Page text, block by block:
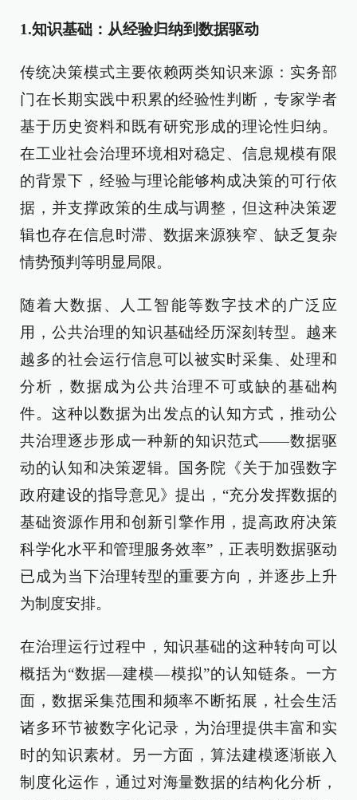
1.知识基础：从经验归纳到数据驱动
传统决策模式主要依赖两类知识来源：实务部
门在长期实践中积累的经验性判断，专家学者
基于历史资料和既有研究形成的理论性归纳。
在工业社会治理环境相对稳定、信息规模有限
的背景下，经验与理论能够构成决策的可行依
据，并支撑政策的生成与调整，但这种决策逻
辑也存在信息时滞、数据来源狭窄、缺乏复杂
情势预判等明显局限。
随着大数据、人工智能等数字技术的广泛应
用，公共治理的知识基础经历深刻转型。越来
越多的社会运行信息可以被实时采集、处理和
分析，数据成为公共治理不可或缺的基础构
件。这种以数据为出发点的认知方式，推动公
共治理逐步形成一种新的知识范式——数据驱
动的认知和决策逻辑。国务院《关于加强数字
政府建设的指导意见》提出，“充分发挥数据的
基础资源作用和创新引擎作用，提高政府决策
科学化水平和管理服务效率”，正表明数据驱动
已成为当下治理转型的重要方向，并逐步上升
为制度安排。
在治理运行过程中，知识基础的这种转向可以
概括为“数据—建模—模拟”的认知链条。一方
面，数据采集范围和频率不断拓展，社会生活
诸多环节被数字化记录，为治理提供丰富和实
时的知识素材。另一方面，算法建模逐渐嵌入
制度化运作，通过对海量数据的结构化分析，